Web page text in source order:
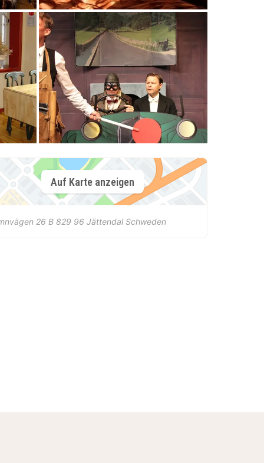
Auf Karte anzeigen
26 B 829 96 Jättendal Schweden